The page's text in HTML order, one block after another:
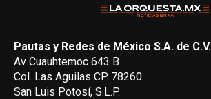
Pautas y Redes de México S.A. de C.V.
Av Cuauhtemoc 643 B
Col. Las Aguilas CP 78260
San Luis Potosí, S.L.P.